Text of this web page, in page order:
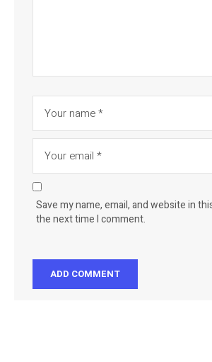
Save my name, email, and website in
the next time I comment.